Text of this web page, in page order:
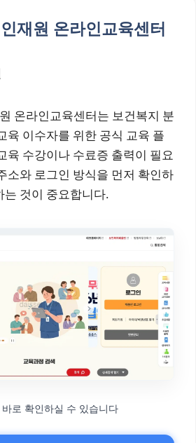
재원 온라인교육센터
온라인교육센터는 보건복지 분
육 이수자를 위한 공식 교육 플
육 수강이나 수료증 출력이 필요
소와 로그인 방식을 먼저 확인하
것이 중요합니다.
바로 확인하실 수 있습니다